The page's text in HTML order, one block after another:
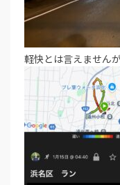
軽快とは言えません